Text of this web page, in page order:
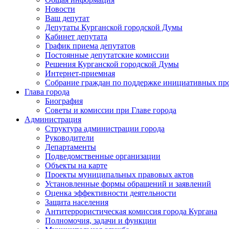
Новости
Ваш депутат
Депутаты Курганской городской Думы
Кабинет депутата
График приема депутатов
Постоянные депутатские комиссии
Решения Курганской городской Думы
Интернет-приемная
Собрание граждан по поддержке инициативных
Глава города
Биография
Советы и комиссии при Главе города
Администрация
Структура администрации города
Руководители
Департаменты
Подведомственные организации
Объекты на карте
Проекты муниципальных правовых актов
Установленные формы обращений и заявлений
Оценка эффективности деятельности
Защита населения
Антитеррористическая комиссия города Кургана
Полномочия, задачи и функции